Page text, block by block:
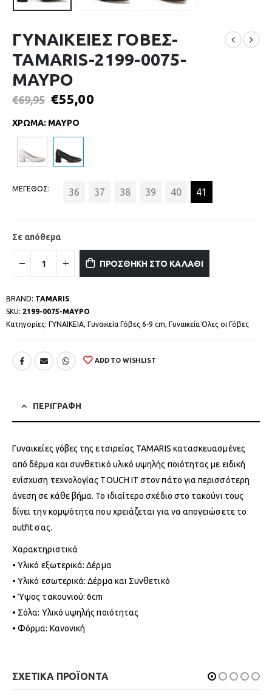
ΓΥΝΑΙΚΕΙΕΣ ΓΟΒΕΣ-
TAMARIS-2199-0075-
ΜΑΥΡΟ
€69,95 €55,00
ΧΡΩΜΑ: ΜΑΥΡΟ
ΜΕΓΕΘΟΣ 36 37 38 39 40 41
Σε απόθεμα
ΠΡΟΣΘΗΚΗ ΣΤΟ ΚΑΛΑΘΙ
BRAND: TAMARIS
SKU: 2199-0075-ΜΑΥΡΟ
Κατηγορίες: ΓΥΝΑΙΚΕΙΑ, Γυναικεία Γόβες 6-9 cm, Γυναικεία Όλες οι Γόβες
ADD TO WISHLIST
ΠΕΡΙΓΡΑΦΗ
Γυναικείες γόβες της ετσιρείας TAMARIS κατασκευασμένες
από δέρμα και συνθετικό υλικό υψηλής ποιότητας με ειδική
ενίσχυση τεχνολογίας TOUCH IT στον πάτο για περισσότερη
άνεση σε κάθε βήμα. Το ιδιαίτερο σχέδιο στο τακούνι τους
δίνει την κομψότητα που χρειάζεται για να απογειώσετε το
outfit σας.
Χαρακτηριστικά
• Υλικό εξωτερικά: Δέρμα
• Υλικό εσωτερικά: Δέρμα και Συνθετικό
• Ύψος τακουνιού: 6cm
• Σόλα: Υλικό υψηλής ποιότητας
• Φόρμα: Κανονική
ΣΧΕΤΙΚΑ ΠΡΟΪΟΝΤΑ